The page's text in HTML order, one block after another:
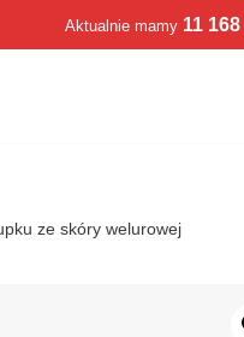
Aktualnie mamy 11 168
ze skóry welurowej